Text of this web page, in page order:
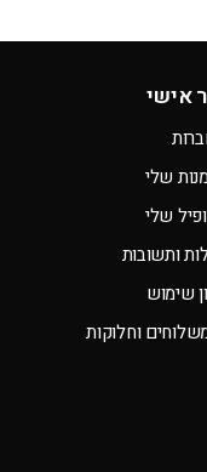
אישי
שלי
שלי
ותשובות
שימוש
וחלוקות